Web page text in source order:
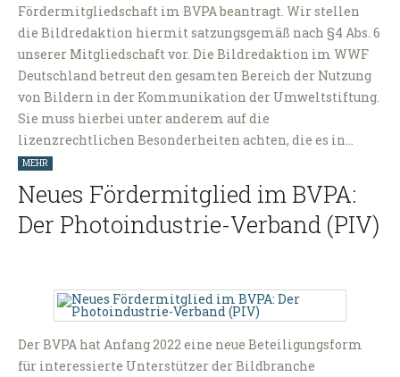
Fördermitgliedschaft im BVPA beantragt. Wir stellen
die Bildredaktion hiermit satzungsgemäß nach §4 Abs. 6
unserer Mitgliedschaft vor. Die Bildredaktion im WWF
Deutschland betreut den gesamten Bereich der Nutzung
von Bildern in der Kommunikation der Umweltstiftung.
Sie muss hierbei unter anderem auf die
lizenzrechtlichen Besonderheiten achten, die es in…
MEHR
Neues Fördermitglied im BVPA:
Der Photoindustrie-Verband (PIV)
Der BVPA hat Anfang 2022 eine neue Beteiligungsform
für interessierte Unterstützer der Bildbranche